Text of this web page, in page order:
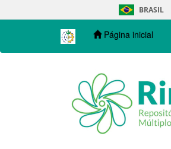
navigation
BRASIL
Página inicial